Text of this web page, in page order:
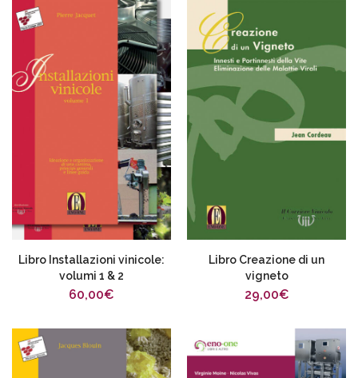
Libro Installazioni vinicole:
volumi 1 & 2
60,00€
Libro Creazione di un
vigneto
29,00€